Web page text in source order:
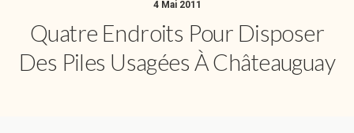
4 Mai 2011
Quatre Endroits Pour Disposer
Des Piles Usagées À Châteauguay